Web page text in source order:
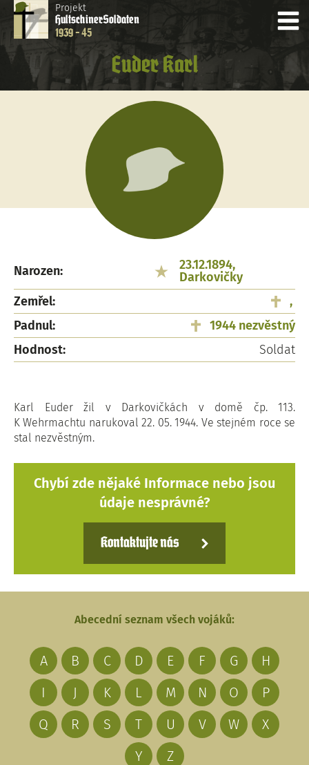
Projekt
HultschinerSoldaten
1939 - 45
Euder Karl
Narozen:
23.12.1894,
Darkovičky
Zemřel:
,
Padnul:
1944 nezvěstný
Hodnost:
Soldat
Karl Euder žil v Darkovičkách v domě čp. 113.
K Wehrmachtu narukoval 22. 05. 1944. Ve stejném roce se
stal nezvěstným.
Chybí zde nějaké Informace nebo jsou
údaje nesprávné?
Kontaktujte nás
Abecední seznam všech vojáků:
A B C D E F G
H
I
J K L M N O
P
Q
R S T U V W
X
Y
Z